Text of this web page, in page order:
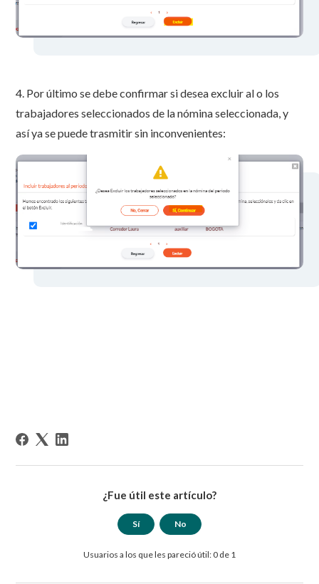
4. Por último se debe confirmar si desea excluir al o los
trabajadores seleccionados de la nómina seleccionada, y
así ya se puede trasmitir sin inconvenientes:
¿Fue útil este artículo?
Sí No
Usuarios a los que les pareció útil: 0 de 1